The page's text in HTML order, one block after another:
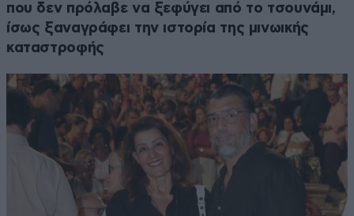
που δεν πρόλαβε να ξεφύγει από το τσουνάμι,
ίσως ξαναγράφει την ιστορία της μινωικής
καταστροφής